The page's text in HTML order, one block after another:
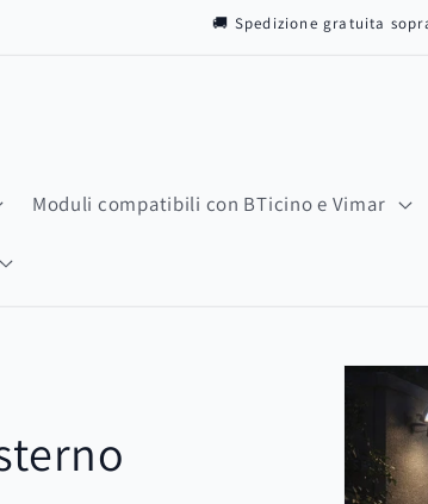
🚚 Spedizione gratuita
Moduli compatibili con BTicino e Vimar